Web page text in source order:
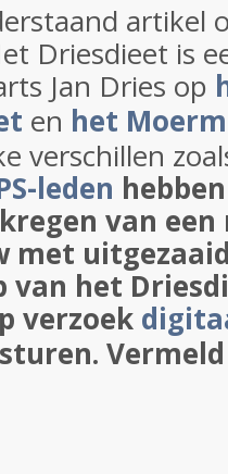
artikel
Driesdieet is
Jan Dries op
en het
verschillen
leden
van
met
het
verzoek
Vermeld